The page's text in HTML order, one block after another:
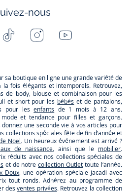
nous
Tiktok InstagramYoutube
sa boutique en ligne une grande variété de
la fois élégants et intemporels. Retrouvez,
de body, blouse et combinaison pour les
et short pour les bébés et de pantalons,
pour lesenfants de 1 mois à 12 ans.
mode et tendance pour filles et garçons.
donnez une seconde vie à vos articles pour
collections spéciales fête de fin d’année et
Noël. Un heureux événement est arrivé ?
de naissance, ainsi que le mobilier.
réduits avec nos collections spéciales de
et de notrecollection Outlet toute l’année.
Doux, une opération spéciale Jacadi avec
tout ronds. Adhérez au programme de
desventes privées. Retrouvez la collection